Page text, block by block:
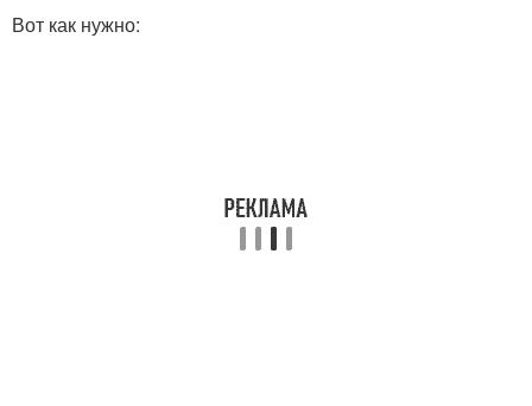
Вот как нужно: